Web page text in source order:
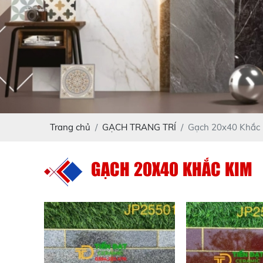
Trang chủ GẠCH TRANG TRÍ Gạch 20x40 Khắc
GẠCH 20X40 KHẮC KIM